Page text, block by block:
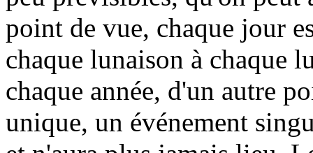
point de vue, chaque jour
chaque lunaison à chaque
chaque année, d'un autre
unique, un événement